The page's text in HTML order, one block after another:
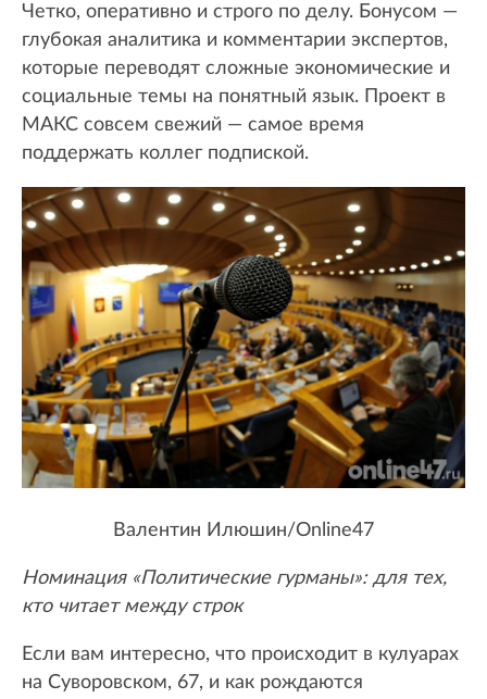
Четко, оперативно и строго по делу. Бонусом —
глубокая аналитика и комментарии экспертов,
которые переводят сложные экономические и
социальные темы на понятный язык. Проект в
МАКС совсем свежий — самое время
поддержать коллег подпиской.
Валентин Илюшин/Online47
Номинация «Политические гурманы»: для тех,
кто читает между строк
Если вам интересно, что происходит в кулуарах
на Суворовском, 67, и как рождаются